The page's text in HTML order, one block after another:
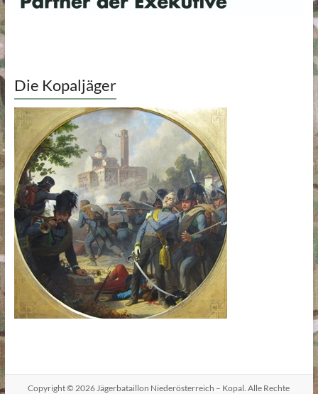
Die Kopaljäger
Copyright © 2026 Jägerbataillon Niederösterreich – Kopal . Alle Rechte